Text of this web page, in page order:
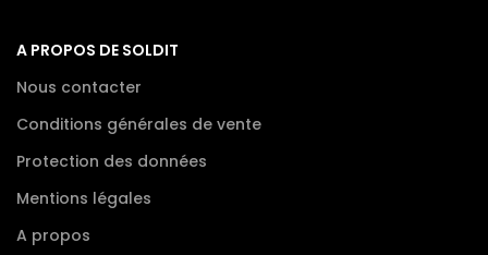
A PROPOS DE SOLDIT
Nous contacter
Conditions générales de vente
Protection des données
Mentions légales
A propos